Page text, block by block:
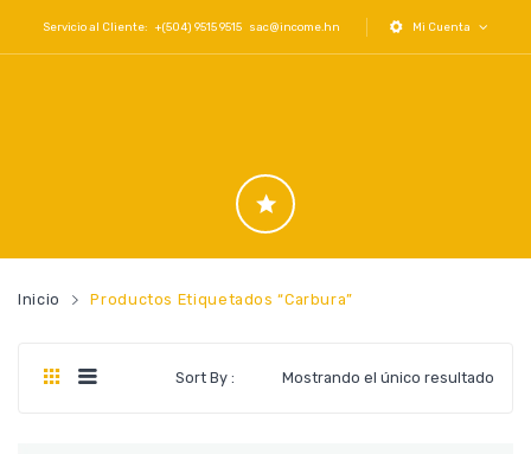
Servicio al Cliente: +(504) 9515 9515 sac@income.hn Mi Cuenta
Inicio Productos Etiquetados “carbura”
Mostrando el único resultado
Sort By :